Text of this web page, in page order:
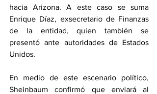
hacia Arizona. A este caso se suma
Enrique Díaz, exsecretario de Finanzas
de la entidad, quien también se
presentó ante autoridades de Estados
Unidos.
En medio de este escenario político,
Sheinbaum confirmó que enviará al